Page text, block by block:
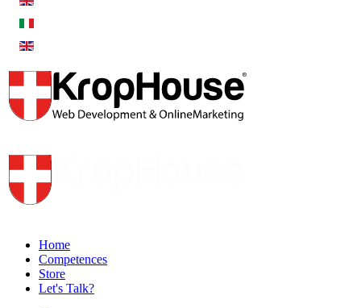
Home
Competences
Store
Let's Talk?